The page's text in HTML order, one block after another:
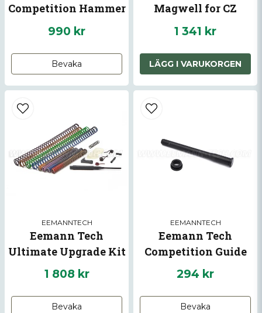
Competition Hammer
for CZ 75, SA/DA
990 kr
Bevaka
Magwell for CZ
Shadow 2
1 341 kr
LÄGG I VARUKORGEN
EEMANNTECH
Eemann Tech
Ultimate Upgrade Kit
for CZ Shadow 1/2
1 808 kr
Bevaka
EEMANNTECH
Eemann Tech
Competition Guide
Rod for GLOCK 17-22
294 kr
Bevaka